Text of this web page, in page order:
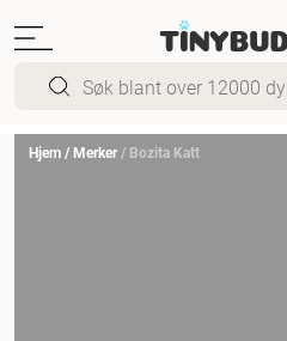
Hjem/Merker / Bozita Katt